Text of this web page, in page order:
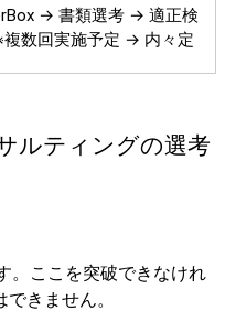
→ 書類選考 → 適正検
数回実施予定 → 内々定
ルティングの選考
。ここを突破できなけれ
きません。